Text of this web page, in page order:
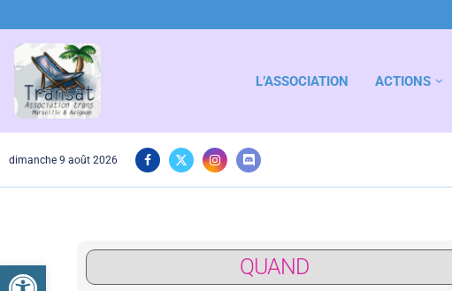
Ouvrir la barre d’outils
L’ASSOCIATION ACTIONS
dimanche 9 août 2026
QUAND